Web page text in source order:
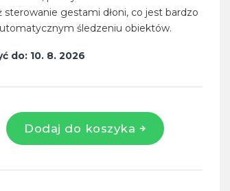
do: 10. 8. 2026
Dodaj do koszyka
sterowanie gestami dłoni, co jest bardzo
śledzeniu obiektów.